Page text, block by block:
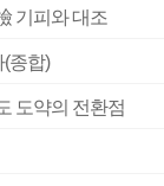
기피와 대조
종합)
도약의 전환점